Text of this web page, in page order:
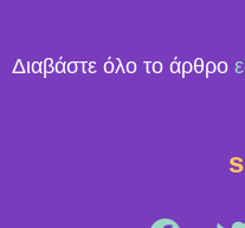
Διαβάστε όλο το άρθρο